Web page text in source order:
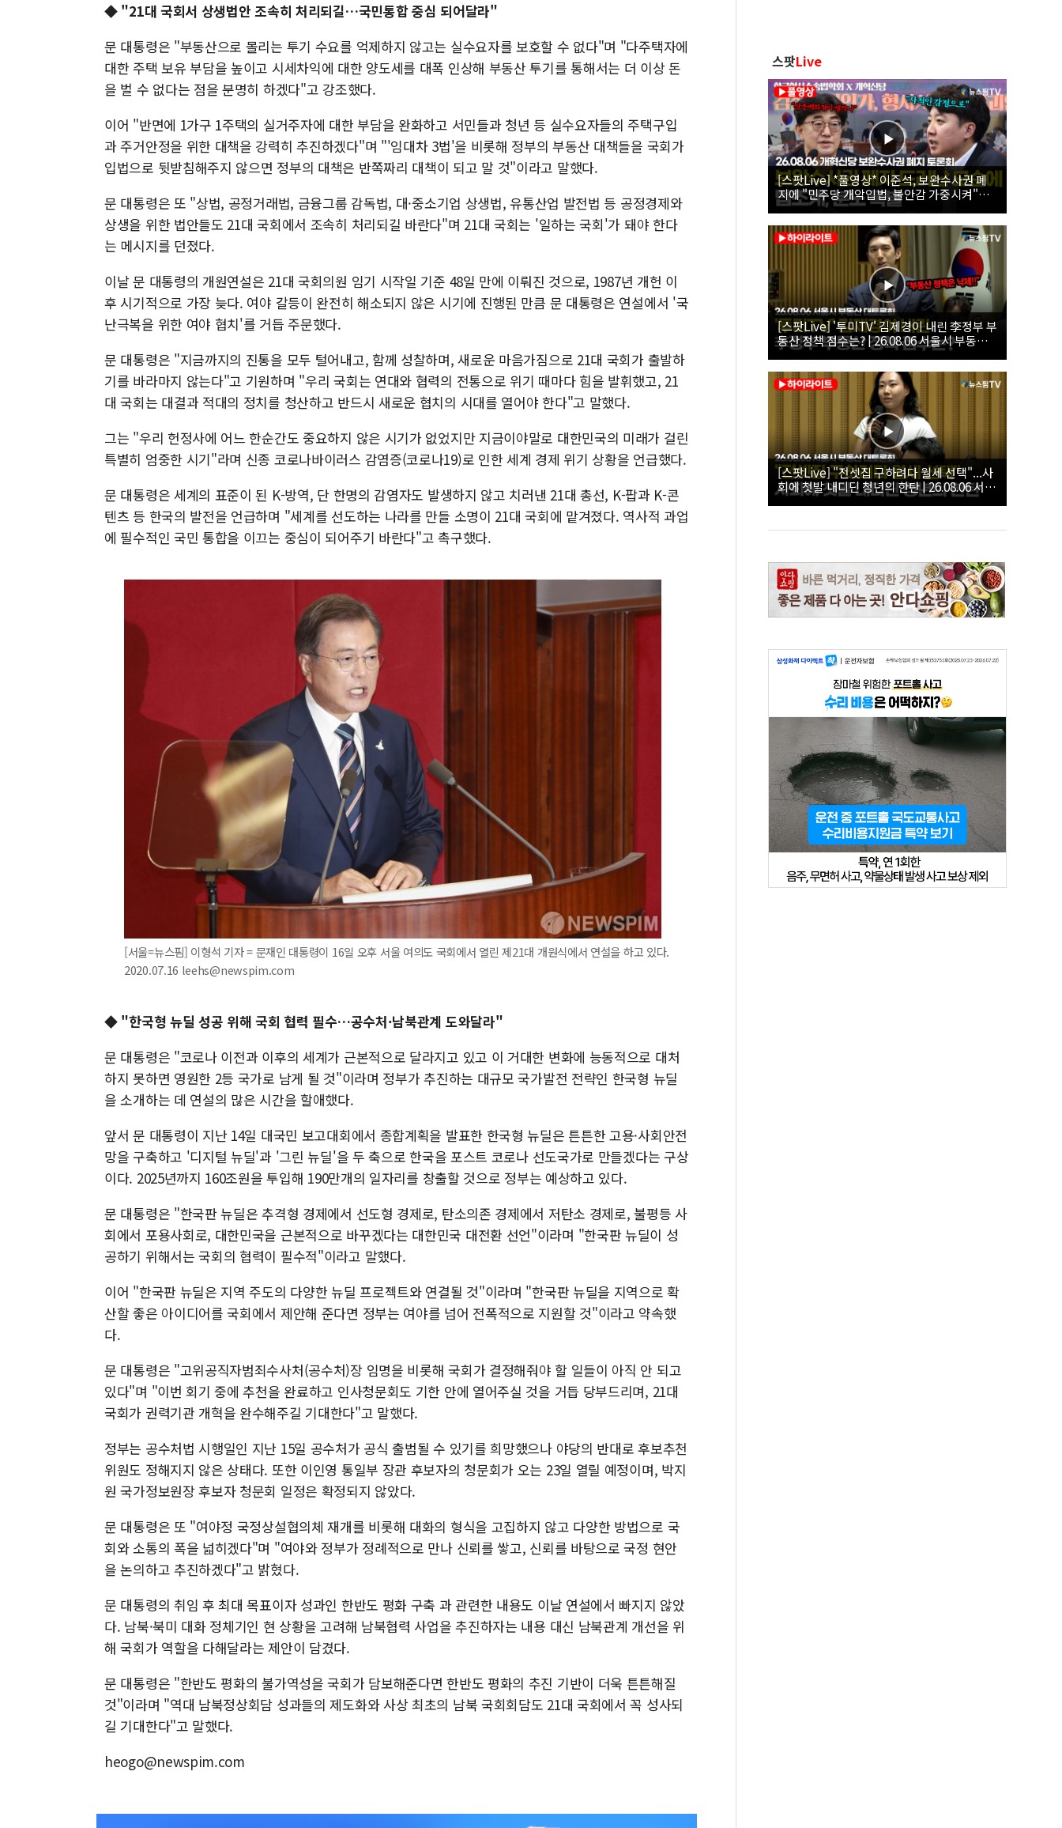
◆ "21대 국회서 상생법안 조속히 처리되길…국민통합 중심 되어달라"
문 대통령은 "부동산으로 몰리는 투기 수요를 억제하지 않고는 실수요자를 보호할 수 없다"며 "다주택자에
대한 주택 보유 부담을 높이고 시세차익에 대한 양도세를 대폭 인상해 부동산 투기를 통해서는 더 이상 돈
을 벌 수 없다는 점을 분명히 하겠다"고 강조했다.
이어 "반면에 1가구 1주택의 실거주자에 대한 부담을 완화하고 서민들과 청년 등 실수요자들의 주택구입
과 주거안정을 위한 대책을 강력히 추진하겠다"며 "'임대차 3법'을 비롯해 정부의 부동산 대책들을 국회가
입법으로 뒷받침해주지 않으면 정부의 대책은 반쪽짜리 대책이 되고 말 것"이라고 말했다.
문 대통령은 또 "상법, 공정거래법, 금융그룹 감독법, 대·중소기업 상생법, 유통산업 발전법 등 공정경제와
상생을 위한 법안들도 21대 국회에서 조속히 처리되길 바란다"며 21대 국회는 '일하는 국회'가 돼야 한다
는 메시지를 던졌다.
이날 문 대통령의 개원연설은 21대 국회의원 임기 시작일 기준 48일 만에 이뤄진 것으로, 1987년 개헌 이
후 시기적으로 가장 늦다. 여야 갈등이 완전히 해소되지 않은 시기에 진행된 만큼 문 대통령은 연설에서 '국
난극복을 위한 여야 협치'를 거듭 주문했다.
문 대통령은 "지금까지의 진통을 모두 털어내고, 함께 성찰하며, 새로운 마음가짐으로 21대 국회가 출발하
기를 바라마지 않는다"고 기원하며 "우리 국회는 연대와 협력의 전통으로 위기 때마다 힘을 발휘했고, 21
대 국회는 대결과 적대의 정치를 청산하고 반드시 새로운 협치의 시대를 열어야 한다"고 말했다.
그는 "우리 헌정사에 어느 한순간도 중요하지 않은 시기가 없었지만 지금이야말로 대한민국의 미래가 걸린
특별히 엄중한 시기"라며 신종 코로나바이러스 감염증(코로나19)로 인한 세계 경제 위기 상황을 언급했다.
문 대통령은 세계의 표준이 된 K-방역, 단 한명의 감염자도 발생하지 않고 치러낸 21대 총선, K-팝과 K-콘
텐츠 등 한국의 발전을 언급하며 "세계를 선도하는 나라를 만들 소명이 21대 국회에 맡겨졌다. 역사적 과업
에 필수적인 국민 통합을 이끄는 중심이 되어주기 바란다"고 촉구했다.
[서울=뉴스핌] 이형석 기자 = 문재인 대통령이 16일 오후 서울 여의도 국회에서 열린 제21대 개원식에서 연설을 하고 있다.
2020.07.16 leehs@newspim.com
◆ "한국형 뉴딜 성공 위해 국회 협력 필수…공수처·남북관계 도와달라"
문 대통령은 "코로나 이전과 이후의 세계가 근본적으로 달라지고 있고 이 거대한 변화에 능동적으로 대처
하지 못하면 영원한 2등 국가로 남게 될 것"이라며 정부가 추진하는 대규모 국가발전 전략인 한국형 뉴딜
을 소개하는 데 연설의 많은 시간을 할애했다.
앞서 문 대통령이 지난 14일 대국민 보고대회에서 종합계획을 발표한 한국형 뉴딜은 튼튼한 고용·사회안전
망을 구축하고 '디지털 뉴딜'과 '그린 뉴딜'을 두 축으로 한국을 포스트 코로나 선도국가로 만들겠다는 구상
이다. 2025년까지 160조원을 투입해 190만개의 일자리를 창출할 것으로 정부는 예상하고 있다.
문 대통령은 "한국판 뉴딜은 추격형 경제에서 선도형 경제로, 탄소의존 경제에서 저탄소 경제로, 불평등 사
회에서 포용사회로, 대한민국을 근본적으로 바꾸겠다는 대한민국 대전환 선언"이라며 "한국판 뉴딜이 성
공하기 위해서는 국회의 협력이 필수적"이라고 말했다.
이어 "한국판 뉴딜은 지역 주도의 다양한 뉴딜 프로젝트와 연결될 것"이라며 "한국판 뉴딜을 지역으로 확
산할 좋은 아이디어를 국회에서 제안해 준다면 정부는 여야를 넘어 전폭적으로 지원할 것"이라고 약속했
다.
문 대통령은 "고위공직자범죄수사처(공수처)장 임명을 비롯해 국회가 결정해줘야 할 일들이 아직 안 되고
있다"며 "이번 회기 중에 추천을 완료하고 인사청문회도 기한 안에 열어주실 것을 거듭 당부드리며, 21대
국회가 권력기관 개혁을 완수해주길 기대한다"고 말했다.
정부는 공수처법 시행일인 지난 15일 공수처가 공식 출범될 수 있기를 희망했으나 야당의 반대로 후보추천
위원도 정해지지 않은 상태다. 또한 이인영 통일부 장관 후보자의 청문회가 오는 23일 열릴 예정이며, 박지
원 국가정보원장 후보자 청문회 일정은 확정되지 않았다.
문 대통령은 또 "여야정 국정상설협의체 재개를 비롯해 대화의 형식을 고집하지 않고 다양한 방법으로 국
회와 소통의 폭을 넓히겠다"며 "여야와 정부가 정례적으로 만나 신뢰를 쌓고, 신뢰를 바탕으로 국정 현안
을 논의하고 추진하겠다"고 밝혔다.
문 대통령의 취임 후 최대 목표이자 성과인 한반도 평화 구축 과 관련한 내용도 이날 연설에서 빠지지 않았
다. 남북·북미 대화 정체기인 현 상황을 고려해 남북협력 사업을 추진하자는 내용 대신 남북관계 개선을 위
해 국회가 역할을 다해달라는 제안이 담겼다.
문 대통령은 "한반도 평화의 불가역성을 국회가 담보해준다면 한반도 평화의 추진 기반이 더욱 튼튼해질
것"이라며 "역대 남북정상회담 성과들의 제도화와 사상 최초의 남북 국회회담도 21대 국회에서 꼭 성사되
길 기대한다"고 말했다.
heogo@newspim.com
스팟Live
[스팟Live] *풀영상* 이준석, 보완수사권 폐
지에 "민주당 개악입법, 불안감 가중시켜"｜
26.08.06 개혁신당 보완수사권 폐지 토론회
[스팟Live] '투미TV' 김제경이 내린 李정부 부
동산 정책 점수는? | 26.08.06 서울시 부동산
대토론회
[스팟Live] "전셋집 구하려다 월세 선택"...사
회에 첫발 내디딘 청년의 한탄 | 26.08.06 서울
시 부동산 대토론회